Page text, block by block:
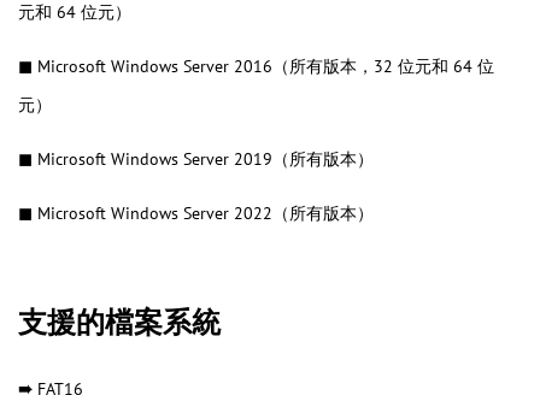
元和 64 位元）
◼ Microsoft Windows Server 2016（所有版本，32 位元和 64 位
元）
◼ Microsoft Windows Server 2019（所有版本）
◼ Microsoft Windows Server 2022（所有版本）
支援的檔案系統
➠ FAT16